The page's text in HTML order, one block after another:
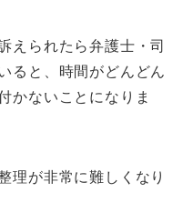
えられたら弁護士・司
ると、時間がどんどん
かないことになりま
理が非常に難しくなり